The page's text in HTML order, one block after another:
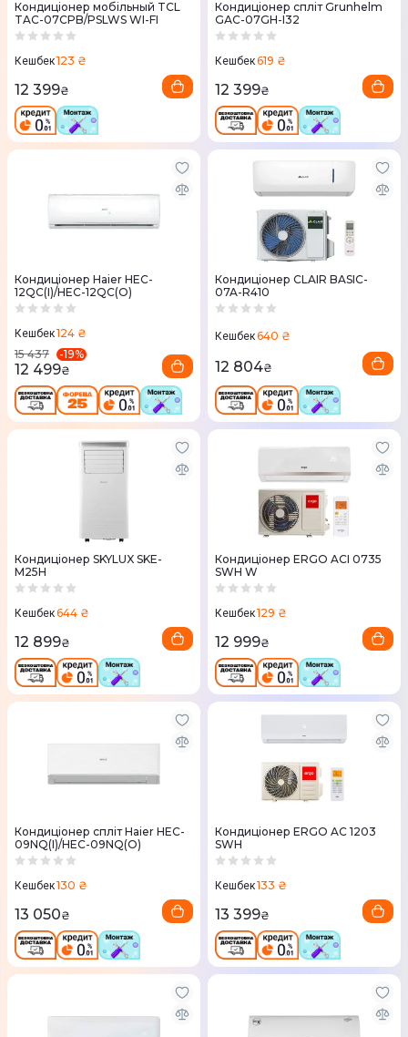
Кондиціонер мобільный TCL
TAC-07CPB/PSLWS WI-FI
Кешбек123 ₴
12 399₴
Кондиціонер спліт Grunhelm
GАС-07GН-І32
Кешбек619 ₴
12 399₴
Кондиціонер Haier HEC-
12QC(I)/HEC-12QC(O)
Кешбек124 ₴
15 437
-19%
12 499₴
Кондиціонер CLAIR BASIC-
07A-R410
Кешбек640 ₴
12 804₴
Кондиціонер SKYLUX SKE-
M25H
Кешбек644 ₴
12 899₴
Кондиціонер ERGO ACI 0735
SWН W
Кешбек129 ₴
12 999₴
Кондиціонер спліт Haier HEC-
09NQ(I)/HEC-09NQ(O)
Кешбек130 ₴
13 050₴
Кондиціонер ERGO AC 1203
SWН
Кешбек133 ₴
13 399₴